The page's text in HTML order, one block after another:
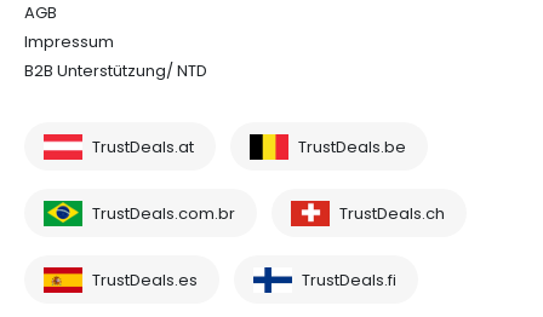
AGB
Impressum
B2B Unterstützung/ NTD
TrustDeals.at TrustDeals.be
TrustDeals.com.br TrustDeals.ch
TrustDeals.es TrustDeals.fi